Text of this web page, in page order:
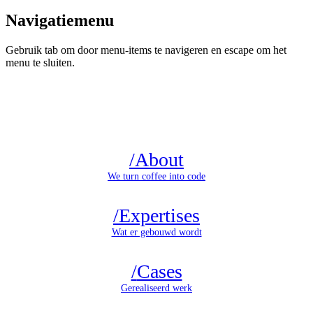
Navigatiemenu
Gebruik tab om door menu-items te navigeren en escape om het
menu te sluiten.
/About
We turn coffee into code
/Expertises
Wat er gebouwd wordt
/Cases
Gerealiseerd werk